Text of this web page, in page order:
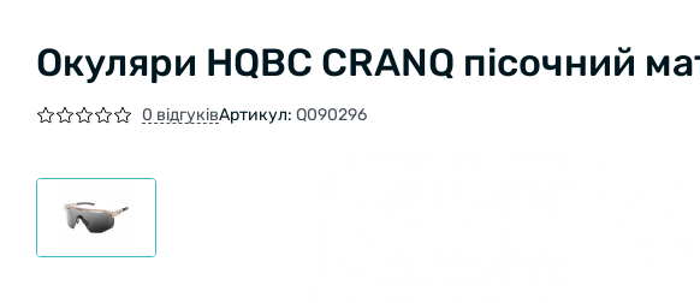
Окуляри HQBC CRANQ пісочний
0 відгуківАртикул: Q090296